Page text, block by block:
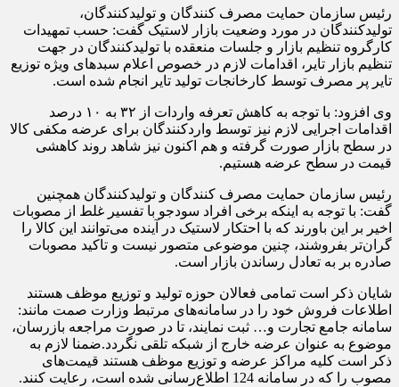
رئیس سازمان حمایت مصرف کنندگان و تولیدکنندگان،
تولیدکنندگان در مورد وضعیت بازار لاستیک گفت: حسب تمهیدات
کارگروه تنظیم بازار و جلسات منعقده با تولیدکنندگان در جهت
تنظیم بازار تایر، اقدامات لازم در خصوص اعلام سبدهای ویژه توزیع
تایر پر مصرف توسط کارخانجات تولید تایر انجام شده است.
وی افزود: با توجه به کاهش تعرفه واردات از ۳۲ به ۱۰ درصد
اقدامات اجرایی لازم نیز توسط واردکنندگان برای عرضه مکفی کالا
در سطح بازار صورت گرفته و هم اکنون نیز شاهد روند کاهشی
قیمت در سطح عرضه هستیم.
رئیس سازمان حمایت مصرف کنندگان و تولیدکنندگان همچنین
گفت: با توجه به اینکه برخی افراد سودجو با تفسیر غلط از مصوبات
اخیر بر این باورند که با احتکار لاستیک در آینده می‌توانند این کالا را
گران‌تر بفروشند، چنین موضوعی متصور نیست و تاکید مصوبات
صادره بر به تعادل رساندن بازار است.
شایان ذکر است تمامی فعالان حوزه تولید و توزیع موظف هستند
اطلاعات فروش خود را در سامانه‌های مرتبط وزارت صمت مانند:
سامانه جامع تجارت و… ثبت نمایند، تا در صورت مراجعه بازرسان،
موضوع به عنوان عرضه خارج از شبکه تلقی نگردد.ضمنا لازم به
ذکر است کلیه مراکز عرضه و توزیع موظف هستند قیمت‌های
مصوب را که در سامانه 124 اطلاع‌رسانی شده است، رعایت کنند.